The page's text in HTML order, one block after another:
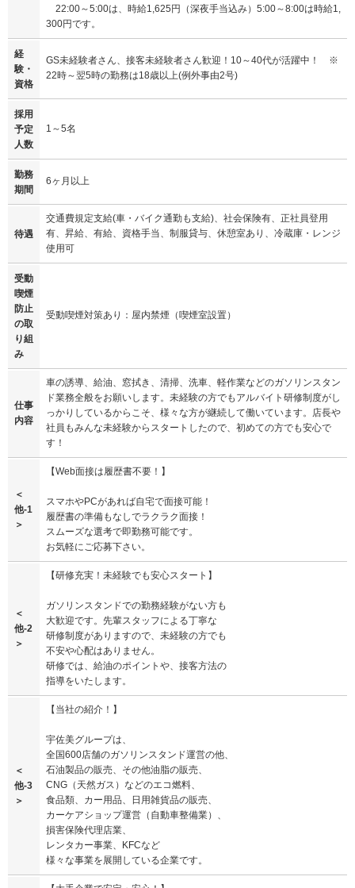
22:00～5:00は、時給1,625円（深夜手当込み）5:00～8:00は時給1,
300円です。
経
験・
資格
GS未経験者さん、接客未経験者さん歓迎！10～40代が活躍中！ ※
22時～翌5時の勤務は18歳以上(例外事由2号)
採用
予定
人数
1～5名
勤務
期間
6ヶ月以上
待遇
交通費規定支給(車・バイク通勤も支給)、社会保険有、正社員登用
有、昇給、有給、資格手当、制服貸与、休憩室あり、冷蔵庫・レンジ
使用可
受動
喫煙
防止
の取
り組
み
受動喫煙対策あり：屋内禁煙（喫煙室設置）
仕事
内容
車の誘導、給油、窓拭き、清掃、洗車、軽作業などのガソリンスタン
ド業務全般をお願いします。未経験の方でもアルバイト研修制度がし
っかりしているからこそ、様々な方が継続して働いています。店長や
社員もみんな未経験からスタートしたので、初めての方でも安心で
す！
＜
他-1
＞
【Web面接は履歴書不要！】
スマホやPCがあれば自宅で面接可能！
履歴書の準備もなしでラクラク面接！
スムーズな選考で即勤務可能です。
お気軽にご応募下さい。
＜
他-2
＞
【研修充実！未経験でも安心スタート】
ガソリンスタンドでの勤務経験がない方も
大歓迎です。先輩スタッフによる丁寧な
研修制度がありますので、未経験の方でも
不安や心配はありません。
研修では、給油のポイントや、接客方法の
指導をいたします。
＜
他-3
＞
【当社の紹介！】
宇佐美グループは、
全国600店舗のガソリンスタンド運営の他、
石油製品の販売、その他油脂の販売、
CNG（天然ガス）などのエコ燃料、
食品類、カー用品、日用雑貨品の販売、
カーケアショップ運営（自動車整備業）、
損害保険代理店業、
レンタカー事業、KFCなど
様々な事業を展開している企業です。